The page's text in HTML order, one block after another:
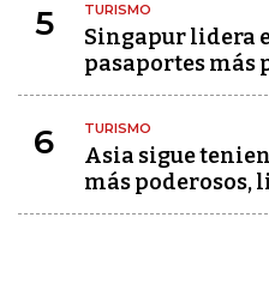
5 TURISMO
Singapur lidera
pasaportes más
6 TURISMO
Asia sigue
más poderosos,